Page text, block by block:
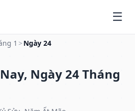
1 > Ngày 24
Ngày 24 Tháng